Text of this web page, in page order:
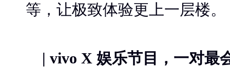
等，让极致体验更上一层楼。
| vivo X 娱乐节目，一对最